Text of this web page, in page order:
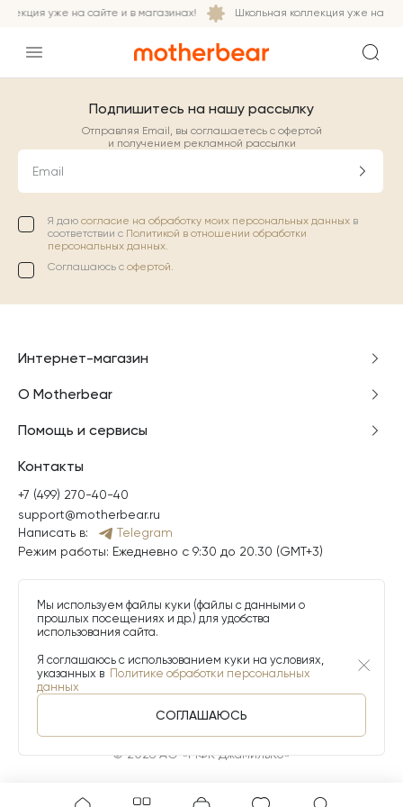
уже на сайте и в магазинах! Школьная коллекция уже на
Подпишитесь на нашу рассылку
Отправляя Email, вы соглашаетесь с офертой
и получением рекламной рассылки
Email
Я даю согласие на обработку моих персональных данных в
соответствии с Политикой в отношении обработки
персональных данных.
Соглашаюсь с офертой.
Интернет-магазин
О Motherbear
Помощь и сервисы
Контакты
+7 (499) 270-40-40
support@motherbear.ru
Написать в:
Telegram
Режим работы: Ежедневно с 9:30 до 20.30 (GMT+3)
© 2026 АО «МФК ДжамильКо»
Мы используем файлы куки (файлы с данными о
прошлых посещениях и др.) для удобства
использования сайта.
Я соглашаюсь с использованием куки на условиях,
указанных в Политике обработки персональных
данных
СОГЛАШАЮСЬ